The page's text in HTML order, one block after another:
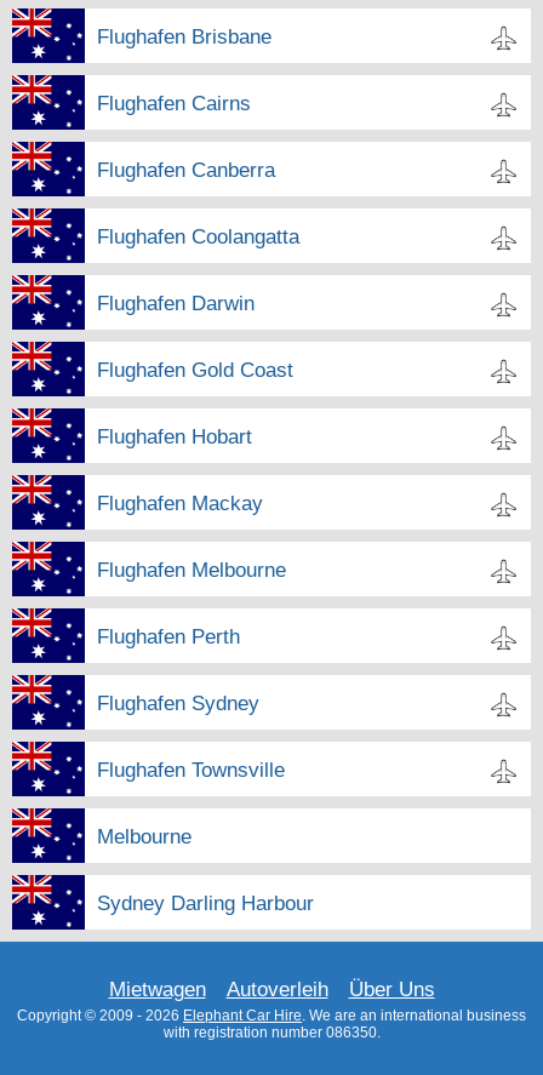
Flughafen Brisbane
Flughafen Cairns
Flughafen Canberra
Flughafen Coolangatta
Flughafen Darwin
Flughafen Gold Coast
Flughafen Hobart
Flughafen Mackay
Flughafen Melbourne
Flughafen Perth
Flughafen Sydney
Flughafen Townsville
Melbourne
Sydney Darling Harbour
Mietwagen Autoverleih Über Uns
Copyright © 2009 - 2026 Elephant Car Hire . We are an international business
with registration number 086350.